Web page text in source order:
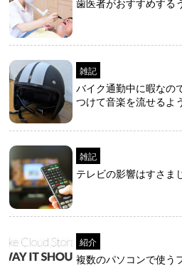
歯医者がおすすめする
雑記
バイク通勤中に暇なの
つけて音楽を流せるよ
雑記
テレビの影響はすさま
紹介
複数のパソコンで使う